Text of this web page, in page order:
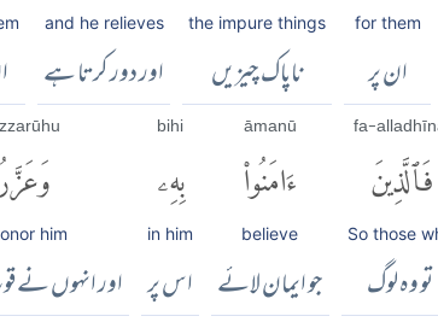
for them
ان پر
the impure things
ناپاک چیزیں
and he relieves
اور دور کرتا ہے
fa-
فَٱلَّذِينَ
So those
تو وہ لوگ
āmanū
ءَامَنُوا۟
believe
جو ایمان لائے
bihi
بِهِۦ
in him
اس پر
him
اور انہوں